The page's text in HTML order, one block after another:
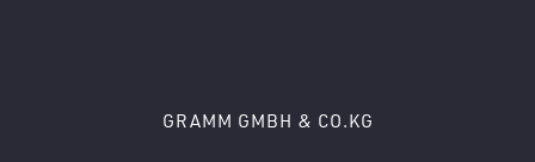
GRAMM GMBH & CO.KG